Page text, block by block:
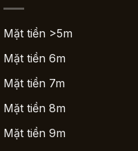
Mặt tiền >5m
Mặt tiền 6m
Mặt tiền 7m
Mặt tiền 8m
Mặt tiền 9m